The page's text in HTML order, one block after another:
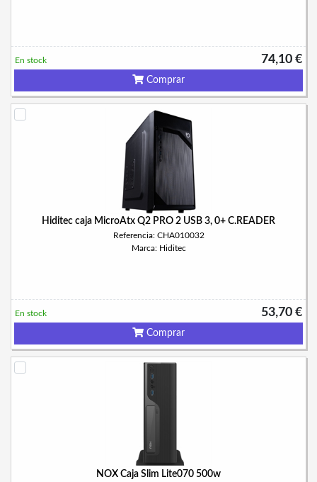
74,10 €
En stock
Comprar
Hiditec caja MicroAtx Q2 PRO 2 USB 3, 0+ C.READER
Referencia: CHA010032
Marca: Hiditec
53,70 €
En stock
Comprar
NOX Caja Slim Lite070 500w